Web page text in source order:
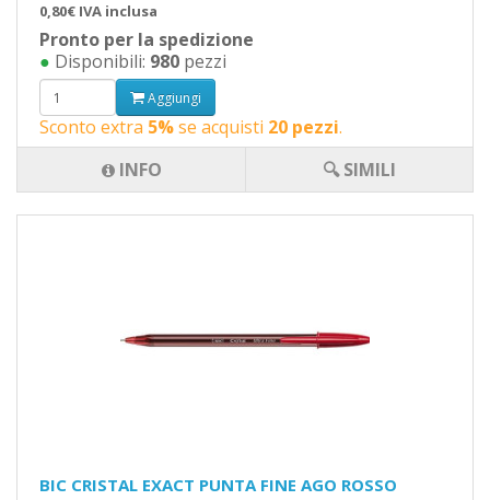
0,80€ IVA inclusa
Pronto per la spedizione
● Disponibili: 980 pezzi
Aggiungi
Sconto extra 5%se acquisti 20 pezzi.
INFO
🔍 SIMILI
BIC CRISTAL EXACT PUNTA FINE AGO ROSSO